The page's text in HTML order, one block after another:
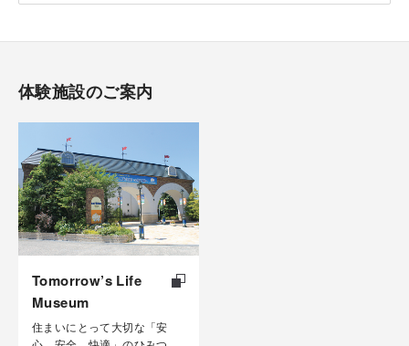
体験施設のご案内
Tomorrow’s Life
Museum
住まいにとって大切な「安